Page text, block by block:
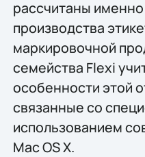
рассчитаны
производства
маркировочной
семейства Flexi
особенности этой
связанные со
использованием
Mac OS X.